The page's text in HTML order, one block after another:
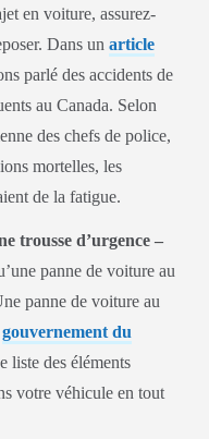
en voiture, assurez-
Dans un article
parlé des accidents de
au Canada. Selon
des chefs de police,
mortelles, les
de la fatigue.
trousse d’urgence –
panne de voiture au
panne de voiture au
gouvernement du
liste des éléments
votre véhicule en tout